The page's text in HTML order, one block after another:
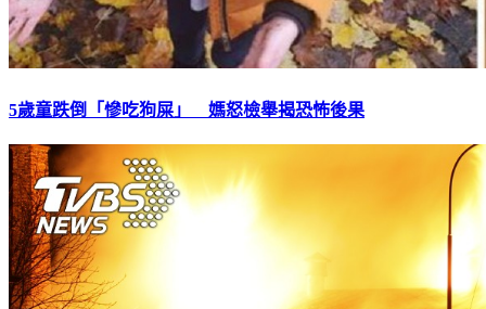
5歲童跌倒「慘吃狗屎」 媽怒檢舉揭恐怖後果